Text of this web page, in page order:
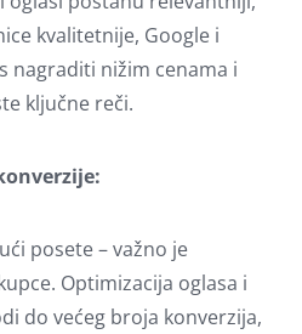
kvalitetnije, Google i
nagraditi nižim cenama i
ključne reči.
posete – važno je
Optimizacija oglasa i
do većeg broja konverzija,